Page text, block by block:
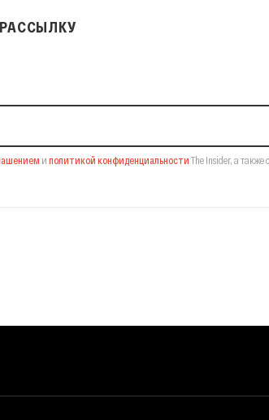
и политикой конфиденциальности The Insider, а также